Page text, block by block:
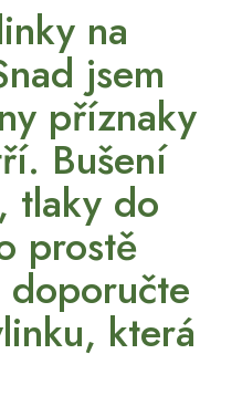
na
jsem
příznaky
Bušení
tlaky do
prostě
doporučte
která